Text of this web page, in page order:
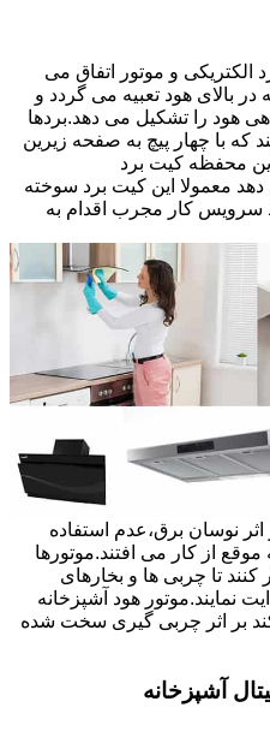
و موتور اتفاق می
بالای هود تعبیه می گردد و
هود را تشکیل می دهد.بردها
که با چهار پیچ به صفحه زیرین
محفظه کیت برد
معمولا این کیت برد سوخته
سرویس کار مجرب اقدام به
نوسان برق،عدم استفاده
از کار می افتند.موتورها
کنند تا چربی ها و بخارهای
نمایند.موتور هود آشپزخانه
بر اثر چربی گیری سخت شده
آشپزخانه